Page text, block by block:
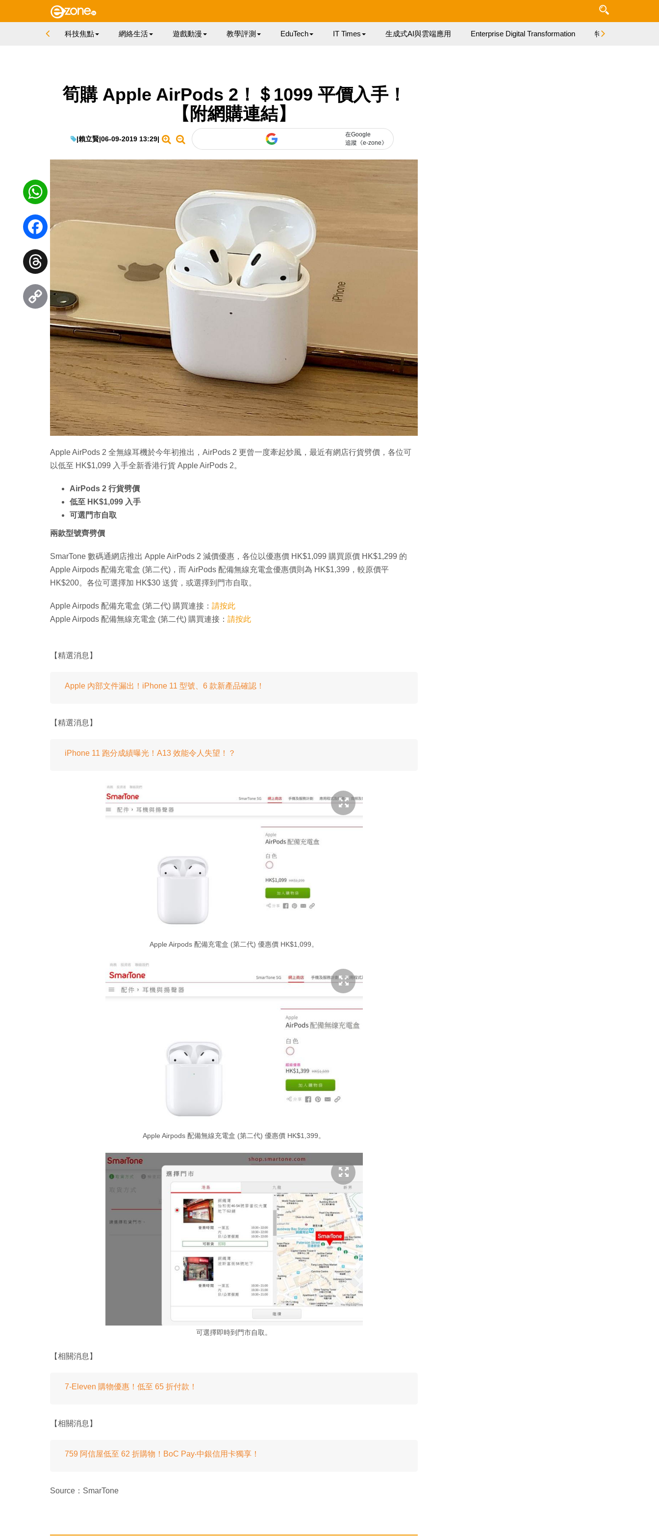
科技焦點 網絡生活 遊戲動漫 教學評測 EduTech IT Times 生成式AI與雲端應用 Enterprise Digital Transformation 特集
筍購 Apple AirPods 2！＄1099 平價入手！
【附網購連結】
|賴立賢|06-09-2019 13:29|
在Google
追蹤《e-zone》
Apple AirPods 2 全無線耳機於今年初推出，AirPods 2 更曾一度牽起炒風，最近有網店行貨劈價，各位可
以低至 HK$1,099 入手全新香港行貨 Apple AirPods 2。
AirPods 2 行貨劈價
低至 HK$1,099 入手
可選門市自取
兩款型號齊劈價
SmarTone 數碼通網店推出 Apple AirPods 2 減價優惠，各位以優惠價 HK$1,099 購買原價 HK$1,299 的
Apple Airpods 配備充電盒 (第二代)，而 AirPods 配備無線充電盒優惠價則為 HK$1,399，較原價平
HK$200。各位可選擇加 HK$30 送貨，或選擇到門市自取。
Apple Airpods 配備充電盒 (第二代) 購買連接： 請按此
Apple Airpods 配備無線充電盒 (第二代) 購買連接： 請按此
【精選消息】
Apple 內部文件漏出！iPhone 11 型號、6 款新產品確認！
【精選消息】
iPhone 11 跑分成績曝光！A13 效能令人失望！？
Apple Airpods 配備充電盒 (第二代) 優惠價 HK$1,099。
Apple Airpods 配備無線充電盒 (第二代) 優惠價 HK$1,399。
可選擇即時到門市自取。
【相關消息】
7-Eleven 購物優惠！低至 65 折付款！
【相關消息】
759 阿信屋低至 62 折購物！BoC Pay‧中銀信用卡獨享！
Source：SmarTone
WhatsApp
Facebook
Threads
Copy
Link